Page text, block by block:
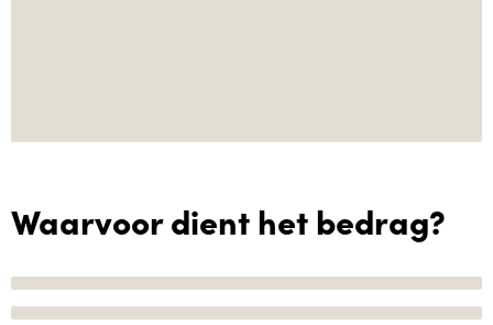
Waarvoor dient het bedrag?